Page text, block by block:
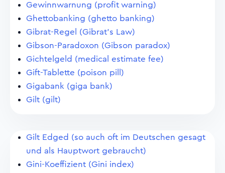
Gewinnwarnung (profit warning)
Ghettobanking (ghetto banking)
Gibrat-Regel (Gibrat's Law)
Gibson-Paradoxon (Gibson paradox)
Gichtelgeld (medical estimate fee)
Gift-Tablette (poison pill)
Gigabank (giga bank)
Gilt (gilt)
Gilt Edged (so auch oft im Deutschen gesagt
und als Hauptwort gebraucht)
Gini-Koeffizient (Gini index)